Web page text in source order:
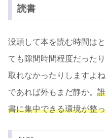
読書
没頭して本を読む時間は
ても隙間時間程度だった
取れなかったりしますよ
であれば外もまだ静か。
書に集中できる環境が整